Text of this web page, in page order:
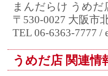
まんだらけ うめだ
〒530-0027 大阪市
TEL 06-6363-7777 /
うめだ店 関連情